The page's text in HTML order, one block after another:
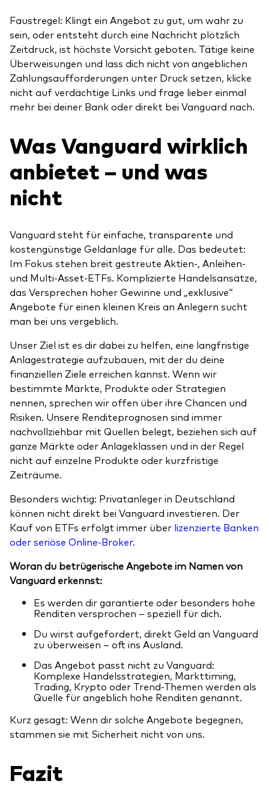
Faustregel: Klingt ein Angebot zu gut, um wahr zu
sein, oder entsteht durch eine Nachricht plötzlich
Zeitdruck, ist höchste Vorsicht geboten. Tätige keine
Überweisungen und lass dich nicht von angeblichen
Zahlungsaufforderungen unter Druck setzen, klicke
nicht auf verdächtige Links und frage lieber einmal
mehr bei deiner Bank oder direkt bei Vanguard nach.
Was Vanguard wirklich
anbietet – und was
nicht
Vanguard steht für einfache, transparente und
kostengünstige Geldanlage für alle. Das bedeutet:
Im Fokus stehen breit gestreute Aktien-, Anleihen-
und Multi-Asset-ETFs. Komplizierte Handelsansätze,
das Versprechen hoher Gewinne und „exklusive“
Angebote für einen kleinen Kreis an Anlegern sucht
man bei uns vergeblich.
Unser Ziel ist es dir dabei zu helfen, eine langfristige
Anlagestrategie aufzubauen, mit der du deine
finanziellen Ziele erreichen kannst. Wenn wir
bestimmte Märkte, Produkte oder Strategien
nennen, sprechen wir offen über ihre Chancen und
Risiken. Unsere Renditeprognosen sind immer
nachvollziehbar mit Quellen belegt, beziehen sich auf
ganze Märkte oder Anlageklassen und in der Regel
nicht auf einzelne Produkte oder kurzfristige
Zeiträume.
Besonders wichtig: Privatanleger in Deutschland
können nicht direkt bei Vanguard investieren. Der
Kauf von ETFs erfolgt immer über lizenzierte Banken
oder seriöse Online-Broker.
Woran du betrügerische Angebote im Namen von
Vanguard erkennst:
Es werden dir garantierte oder besonders hohe
Renditen versprochen – speziell für dich.
Du wirst aufgefordert, direkt Geld an Vanguard
zu überweisen – oft ins Ausland.
Das Angebot passt nicht zu Vanguard:
Komplexe Handelsstrategien, Markttiming,
Trading, Krypto oder Trend-Themen werden als
Quelle für angeblich hohe Renditen genannt.
Kurz gesagt: Wenn dir solche Angebote begegnen,
stammen sie mit Sicherheit nicht von uns.
Fazit